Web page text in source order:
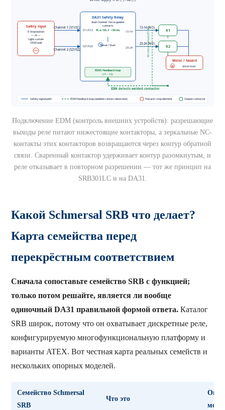
Подключение EDM (контроль внешних устройств): разрешающие
выходы реле питают нижестоящие контакторы, а зеркальные NC-
контакты этих контакторов возвращаются через контур обратной
связи. Сваренный контактор удерживает контур разомкнутым, и
реле отказывает в повторном разрешении — тот же принцип на
SRB301LC и на DA31.
Какой Schmersal SRB что делает?
Карта семейства перед
перекрёстным соответствием
Сначала сопоставьте семейство SRB с функцией;
только потом решайте, является ли вообще
одиночный DA31 правильной формой ответа. Каталог
SRB широк, потому что он охватывает дискретные реле,
конфигурируемую многофункциональную платформу и
варианты ATEX. Вот честная карта реальных семейств и
нескольких опорных моделей.
Семейство Schmersal
SRB
Что это